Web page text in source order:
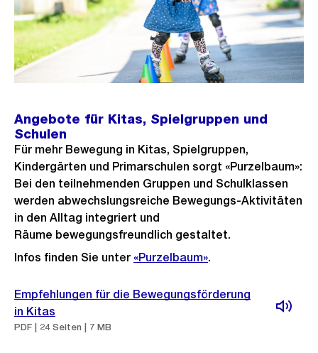
Angebote für Kitas, Spielgruppen und
Schulen
Für mehr Bewegung in Kitas, Spielgruppen,
Kindergärten und Primarschulen sorgt «Purzelbaum»:
Bei den teilnehmenden Gruppen und Schulklassen
werden abwechslungsreiche Bewegungs-Aktivitäten
in den Alltag integriert und
Räume bewegungsfreundlich gestaltet.
Infos finden Sie unter «Purzelbaum».
Empfehlungen für die Bewegungsförderung
in Kitas
PDF | 24 Seiten | 7 MB